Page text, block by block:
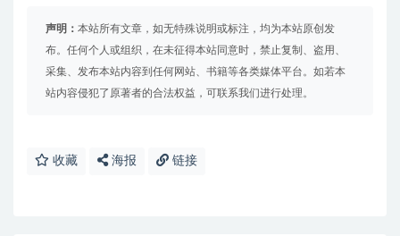
声明： 本站所有文章，如无特殊说明或标注，均为本站原创发
布。任何个人或组织，在未征得本站同意时，禁止复制、盗用、
采集、发布本站内容到任何网站、书籍等各类媒体平台。如若本
站内容侵犯了原著者的合法权益，可联系我们进行处理。
收藏 海报 链接